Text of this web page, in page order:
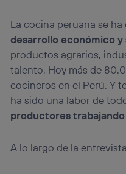
La cocina peruana se
desarrollo económico y
productos agrarios,
talento. Hoy más de
cocineros en el Perú. Y
ha sido una labor de
productores
A lo largo de la